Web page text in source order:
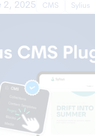
2, 2025 CMS Sylius